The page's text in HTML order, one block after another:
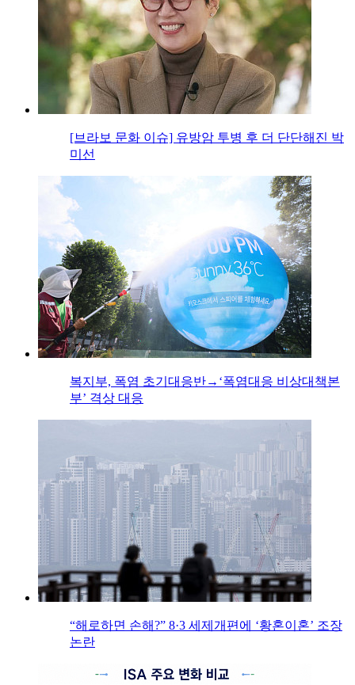
[브라보 문화 이슈] 유방암 투병 후 더 단단해진 박
미선
복지부, 폭염 초기대응반→‘폭염대응 비상대책본
부’ 격상 대응
“해로하면 손해?” 8·3 세제개편에 ‘황혼이혼’ 조장
논란